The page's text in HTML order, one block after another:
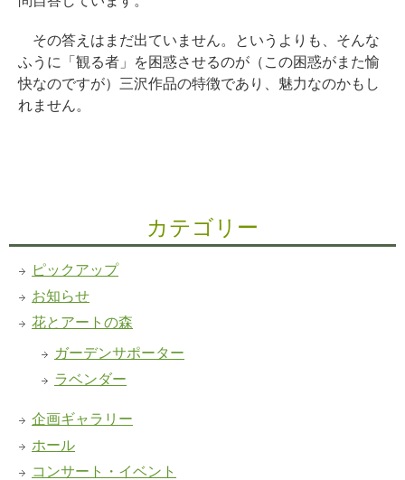
その答えはまだ出ていません。というよりも、そんな
ふうに「観る者」を困惑させるのが（この困惑がまた愉
快なのですが）三沢作品の特徴であり、魅力なのかもし
れません。
カテゴリー
ピックアップ
お知らせ
花とアートの森
ガーデンサポーター
ラベンダー
企画ギャラリー
ホール
コンサート・イベント